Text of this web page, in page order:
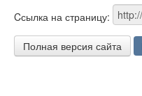
Cсылка на страницу:
Полная версия сайта